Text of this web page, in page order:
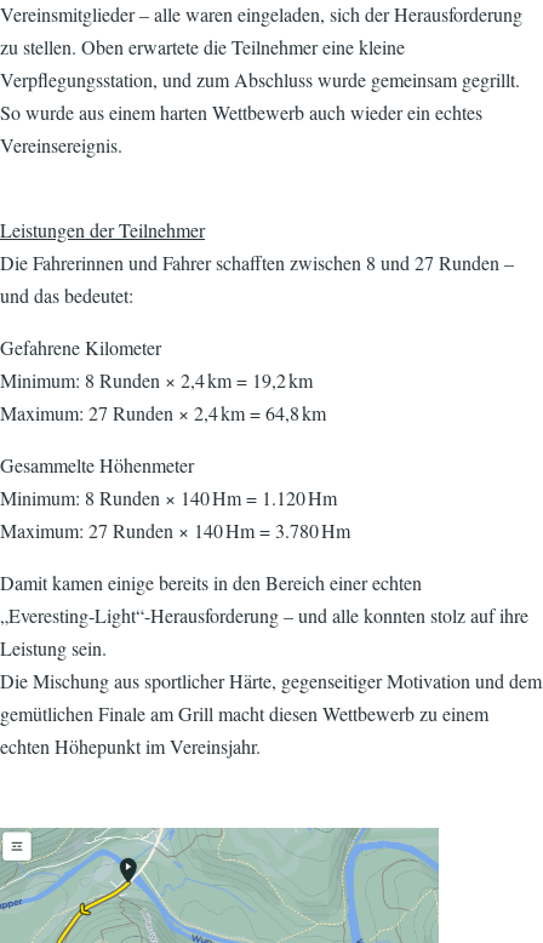
Vereinsmitglieder – alle waren eingeladen, sich der Herausforderung
zu stellen. Oben erwartete die Teilnehmer eine kleine
Verpflegungsstation, und zum Abschluss wurde gemeinsam gegrillt.
So wurde aus einem harten Wettbewerb auch wieder ein echtes
Vereinsereignis.
Leistungen der Teilnehmer
Die Fahrerinnen und Fahrer schafften zwischen 8 und 27 Runden –
und das bedeutet:
Gefahrene Kilometer
Minimum: 8 Runden × 2,4 km = 19,2 km
Maximum: 27 Runden × 2,4 km = 64,8 km
Gesammelte Höhenmeter
Minimum: 8 Runden × 140 Hm = 1.120 Hm
Maximum: 27 Runden × 140 Hm = 3.780 Hm
Damit kamen einige bereits in den Bereich einer echten
„Everesting‑Light“-Herausforderung – und alle konnten stolz auf ihre
Leistung sein.
Die Mischung aus sportlicher Härte, gegenseitiger Motivation und dem
gemütlichen Finale am Grill macht diesen Wettbewerb zu einem
echten Höhepunkt im Vereinsjahr.